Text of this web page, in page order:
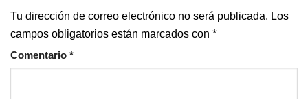
Tu dirección de correo electrónico no será publicada. Los
campos obligatorios están marcados con *
Comentario *